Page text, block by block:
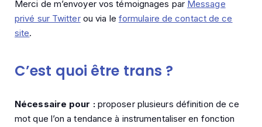
Merci de m’envoyer vos témoignages par Message
privé sur Twitterou via le formulaire de contact de ce
site.
C’est quoi être trans ?
Nécessaire pour :proposer plusieurs définition de ce
mot que l’on a tendance à instrumentaliser en fonction